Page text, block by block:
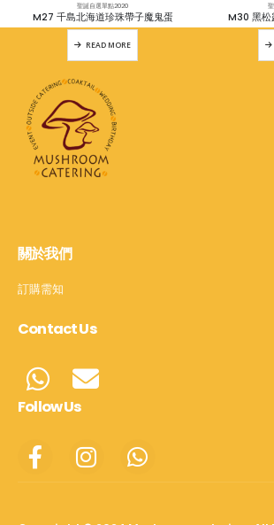
聖誕自選單點2020
M27 千島北海道珍珠帶子魔鬼蛋
READ MORE
M30 黑松
關於我們
訂購需知
Contact Us
Follow Us